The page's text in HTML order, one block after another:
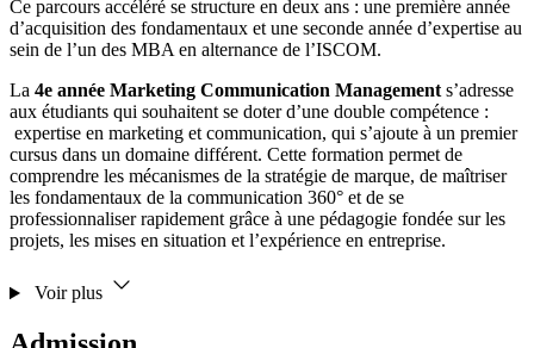
Ce parcours accéléré se structure en deux ans : une première année
d’acquisition des fondamentaux et une seconde année d’expertise au
sein de l’un des MBA en alternance de l’ISCOM.
La 4e année Marketing Communication Management s’adresse
aux étudiants qui souhaitent se doter d’une double compétence :
expertise en marketing et communication, qui s’ajoute à un premier
cursus dans un domaine différent. Cette formation permet de
comprendre les mécanismes de la stratégie de marque, de maîtriser
les fondamentaux de la communication 360° et de se
professionnaliser rapidement grâce à une pédagogie fondée sur les
projets, les mises en situation et l’expérience en entreprise.
Voir plus